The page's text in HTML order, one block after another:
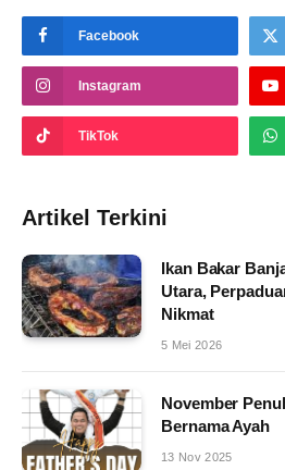
Facebook
Instagram
TikTok
Artikel Terkini
Ikan Bakar
Utara,
Nikmat
5 Mei 2026
November
Bernama Ayah
13 Nov 2025